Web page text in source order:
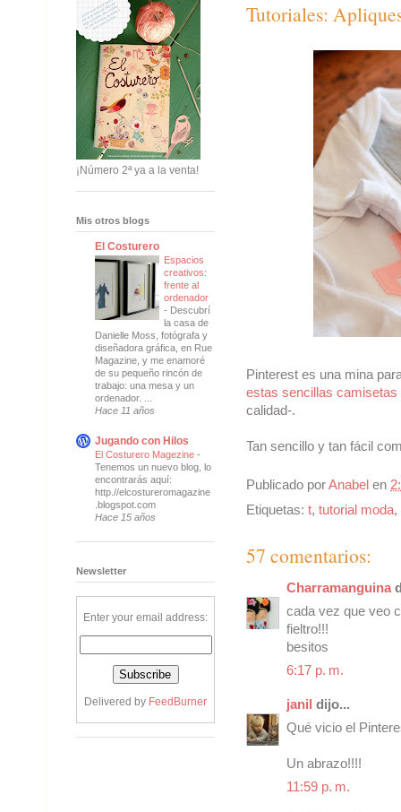
Tutoriales:
Pinterest es una mina
estas sencillas camisetas
calidad-.
Tan sencillo y tan fácil
Publicado porAnabel en
Etiquetas: t, tutorial moda,
57 comentarios:
Charramanguina
cada vez que veo
fieltro!!!
besitos
6:17 p. m.
janil dijo...
Qué vicio el
Un abrazo!!!!
11:59 p. m.
¡Número 2ª ya a la venta!
Mis otros blogs
El Costurero
Espacios
creativos:
frente al
ordenador
- Descubrí
la casa de
Danielle Moss, fotógrafa y
diseñadora gráfica, en Rue
Magazine, y me enamoré
de su pequeño rincón de
trabajo: una mesa y un
ordenador. ...
Hace 11 años
Jugando con Hilos
El Costurero Magezine -
Tenemos un nuevo blog, lo
encontrarás aquí:
http.//elcostureromagazine
.blogspot.com
Hace 15 años
Newsletter
Enter your email address:
Delivered by FeedBurner